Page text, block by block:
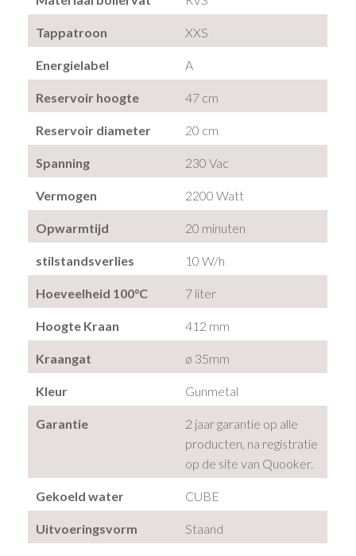
Tappatroon XXS
Energielabel A
Reservoir hoogte 47 cm
Reservoir diameter 20 cm
Spanning 230 Vac
Vermogen 2200 Watt
Opwarmtijd 20 minuten
stilstandsverlies 10 W/h
Hoeveelheid 100°C 7 liter
Hoogte Kraan 412 mm
Kraangat ø 35mm
Kleur Gunmetal
Garantie
2 jaar garantie op alle
producten, na registratie
op de site van Quooker.
Gekoeld water CUBE
Uitvoeringsvorm Staand